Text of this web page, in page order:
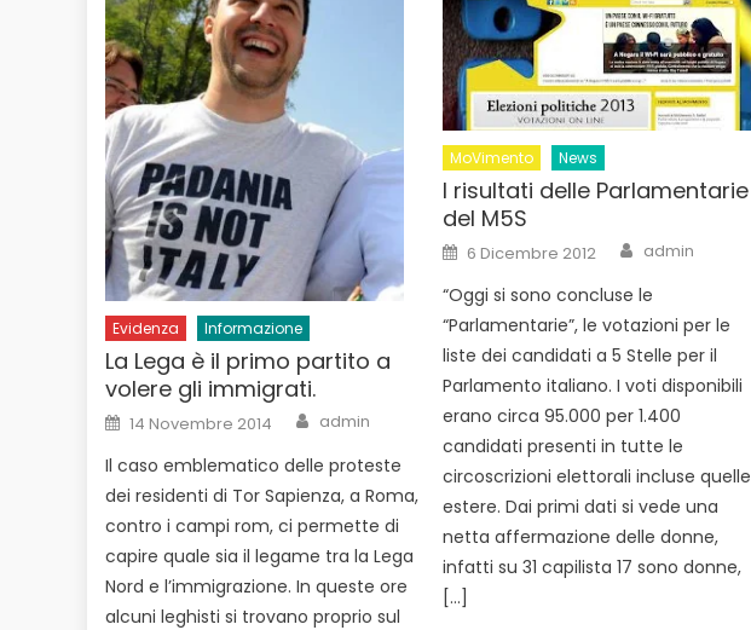
Evidenza Informazione
La Lega è il primo partito a
volere gli immigrati.
Posted
on
14 Novembre 2014 Author
admin
Il caso emblematico delle proteste
dei residenti di Tor Sapienza, a Roma,
contro i campi rom, ci permette di
capire quale sia il legame tra la Lega
Nord e l’immigrazione. In queste ore
alcuni leghisti si trovano proprio sul
MoVimento News
I risultati delle Parlamentarie
del M5S
Posted
on
6 Dicembre 2012 Author
admin
“Oggi si sono concluse le
“Parlamentarie”, le votazioni per le
liste dei candidati a 5 Stelle per il
Parlamento italiano. I voti disponibili
erano circa 95.000 per 1.400
candidati presenti in tutte le
circoscrizioni elettorali incluse quelle
estere. Dai primi dati si vede una
netta affermazione delle donne,
infatti su 31 capilista 17 sono donne,
[…]